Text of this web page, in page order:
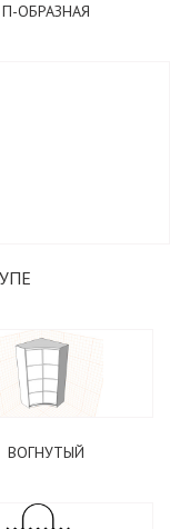
П-ОБРАЗНАЯ
ВОГНУТЫЙ